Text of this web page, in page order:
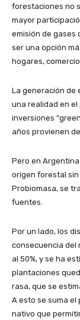
forestaciones no
mayor
emisión de gases
ser una opción
hogares,
La generación de
una realidad en el
inversiones
años provienen
Pero en
origen forestal
Probiomasa, se
fuentes.
Por un lado, los
consecuencia del
al 50%, y se ha
plantaciones
rasa, que se
A esto se suma
nativo que